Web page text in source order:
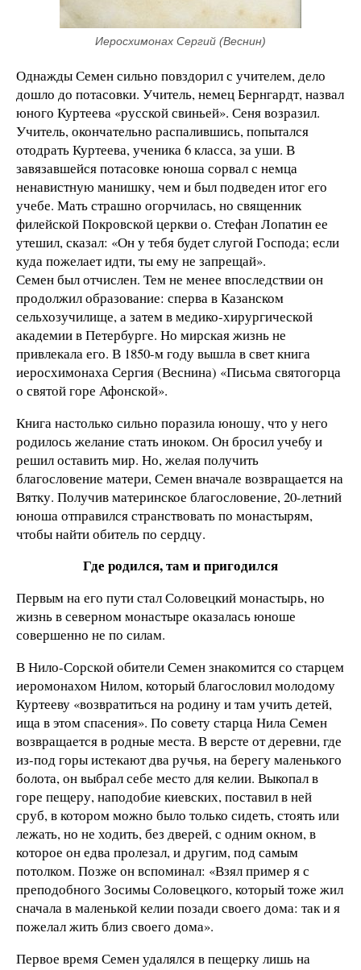
Иеросхимонах Сергий (Веснин)
Однажды Семен сильно повздорил с учителем, дело
дошло до потасовки. Учитель, немец Бернгардт, назвал
юного Куртеева «русской свиньей». Сеня возразил.
Учитель, окончательно распалившись, попытался
отодрать Куртеева, ученика 6 класса, за уши. В
завязавшейся потасовке юноша сорвал с немца
ненавистную манишку, чем и был подведен итог его
учебе. Мать страшно огорчилась, но священник
филейской Покровской церкви о. Стефан Лопатин ее
утешил, сказал: «Он у тебя будет слугой Господа; если
куда пожелает идти, ты ему не запрещай».
Семен был отчислен. Тем не менее впоследствии он
продолжил образование: сперва в Казанском
сельхозучилище, а затем в медико-хирургической
академии в Петербурге. Но мирская жизнь не
привлекала его. В 1850-м году вышла в свет книга
иеросхимонаха Сергия (Веснина) «Письма святогорца
о святой горе Афонской».
Книга настолько сильно поразила юношу, что у него
родилось желание стать иноком. Он бросил учебу и
решил оставить мир. Но, желая получить
благословение матери, Семен вначале возвращается на
Вятку. Получив материнское благословение, 20-летний
юноша отправился странствовать по монастырям,
чтобы найти обитель по сердцу.
Где родился, там и пригодился
Первым на его пути стал Соловецкий монастырь, но
жизнь в северном монастыре оказалась юноше
совершенно не по силам.
В Нило-Сорской обители Семен знакомится со старцем
иеромонахом Нилом, который благословил молодому
Куртееву «возвратиться на родину и там учить детей,
ища в этом спасения». По совету старца Нила Семен
возвращается в родные места. В версте от деревни, где
из-под горы истекают два ручья, на берегу маленького
болота, он выбрал себе место для келии. Выкопал в
горе пещеру, наподобие киевских, поставил в ней
сруб, в котором можно было только сидеть, стоять или
лежать, но не ходить, без дверей, с одним окном, в
которое он едва пролезал, и другим, под самым
потолком. Позже он вспоминал: «Взял пример я с
преподобного Зосимы Соловецкого, который тоже жил
сначала в маленькой келии позади своего дома: так и я
пожелал жить близ своего дома».
Первое время Семен удалялся в пещерку лишь на